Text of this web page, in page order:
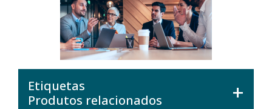
Etiquetas
Produtos relacionados